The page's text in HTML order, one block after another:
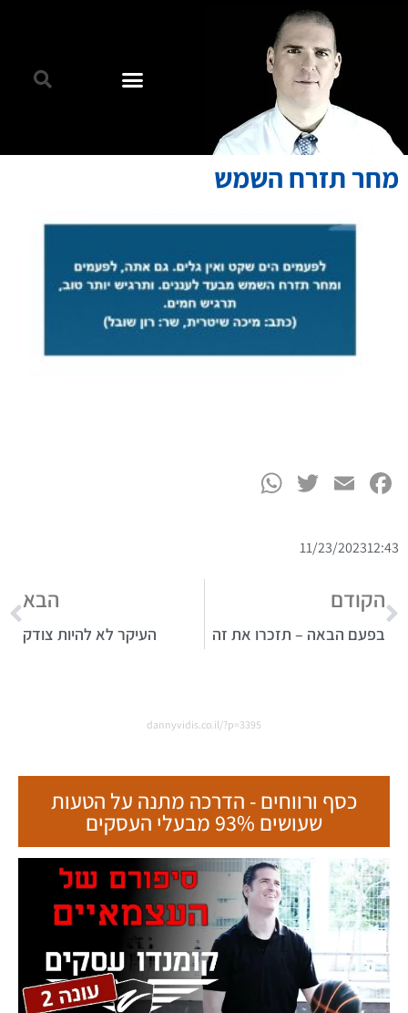
מחר תזרח השמש
Facebook
Email
Twitter
12:43
11/23/2023
הקודם
בפעם הבאה – תזכרו את זה
הבא
העיקר לא להיות צודק
dannyvidis.co.il/?p=3395
כסף ורווחים - הדרכה מתנה על הטעות
שעושים 93% מבעלי העסקים